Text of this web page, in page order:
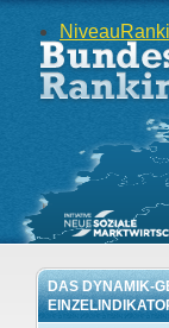
Niveau
DAS DYNAMIK-